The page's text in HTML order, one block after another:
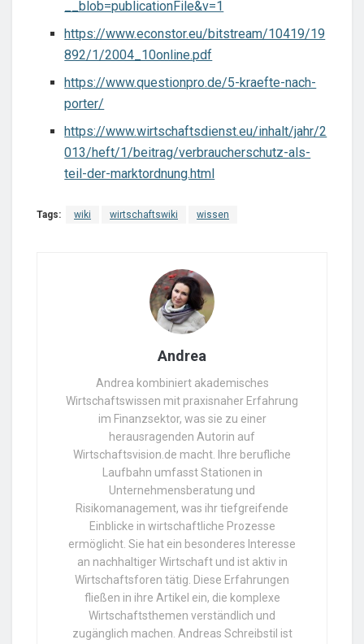
__blob=publicationFile&v=1
https://www.econstor.eu/bitstream/10419/19
892/1/2004_10online.pdf
https://www.questionpro.de/5-kraefte-nach-
porter/
https://www.wirtschaftsdienst.eu/inhalt/jahr/2
013/heft/1/beitrag/verbraucherschutz-als-
teil-der-marktordnung.html
Tags: wiki wirtschaftswiki wissen
Andrea
Andrea kombiniert akademisches
Wirtschaftswissen mit praxisnaher Erfahrung
im Finanzsektor, was sie zu einer
herausragenden Autorin auf
Wirtschaftsvision.de macht. Ihre berufliche
Laufbahn umfasst Stationen in
Unternehmensberatung und
Risikomanagement, was ihr tiefgreifende
Einblicke in wirtschaftliche Prozesse
ermöglicht. Sie hat ein besonderes Interesse
an nachhaltiger Wirtschaft und ist aktiv in
Wirtschaftsforen tätig. Diese Erfahrungen
fließen in ihre Artikel ein, die komplexe
Wirtschaftsthemen verständlich und
zugänglich machen. Andreas Schreibstil ist